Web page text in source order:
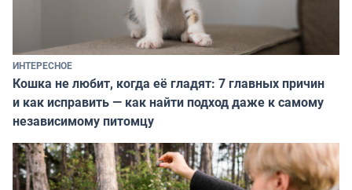
ИНТЕРЕСНОЕ
Кошка не любит, когда её гладят: 7 главных причин
и как исправить — как найти подход даже к самому
независимому питомцу